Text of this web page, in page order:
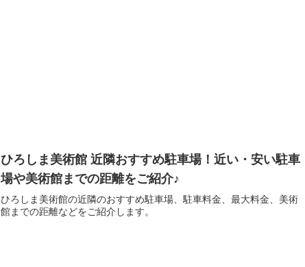
ひろしま美術館 近隣おすすめ駐車場！近い・安い駐車
場や美術館までの距離をご紹介♪
ひろしま美術館の近隣のおすすめ駐車場、駐車料金、最大料金、美術
館までの距離などをご紹介します。